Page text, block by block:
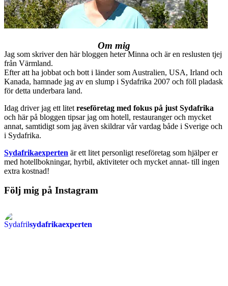
Om mig
Jag som skriver den här bloggen heter Minna och är en reslusten tjej
från Värmland.
Efter att ha jobbat och bott i länder som Australien, USA, Irland och
Kanada, hamnade jag av en slump i Sydafrika 2007 och föll pladask
för detta underbara land.
Idag driver jag ett litet reseföretag med fokus på just Sydafrika
och här på bloggen tipsar jag om hotell, restauranger och mycket
annat, samtidigt som jag även skildrar vår vardag både i Sverige och
i Sydafrika.
Sydafrikaexperten är ett litet personligt reseföretag som hjälper er
med hotellbokningar, hyrbil, aktiviteter och mycket annat- till ingen
extra kostnad!
Följ mig på Instagram
sydafrikaexperten